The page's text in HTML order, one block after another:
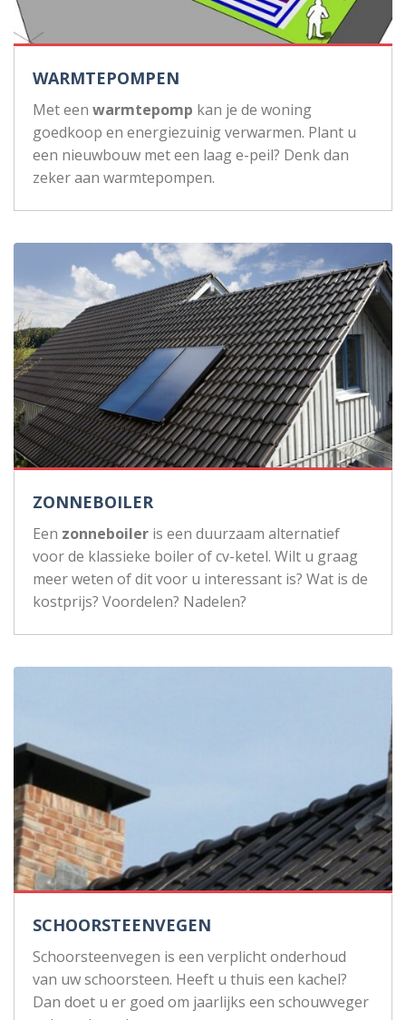
WARMTEPOMPEN
Met een warmtepomp kan je de woning
goedkoop en energiezuinig verwarmen. Plant u
een nieuwbouw met een laag e-peil? Denk dan
zeker aan warmtepompen.
ZONNEBOILER
Een zonneboiler is een duurzaam alternatief
voor de klassieke boiler of cv-ketel. Wilt u graag
meer weten of dit voor u interessant is? Wat is de
kostprijs? Voordelen? Nadelen?
SCHOORSTEENVEGEN
Schoorsteenvegen is een verplicht onderhoud
van uw schoorsteen. Heeft u thuis een kachel?
Dan doet u er goed om jaarlijks een schouwveger